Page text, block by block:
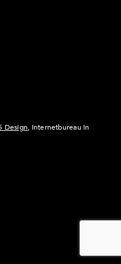
Design, internetbureau in